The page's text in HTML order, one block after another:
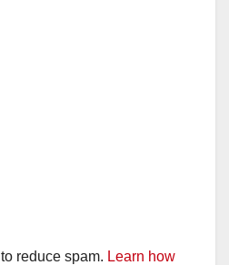
reduce spam. Learn how